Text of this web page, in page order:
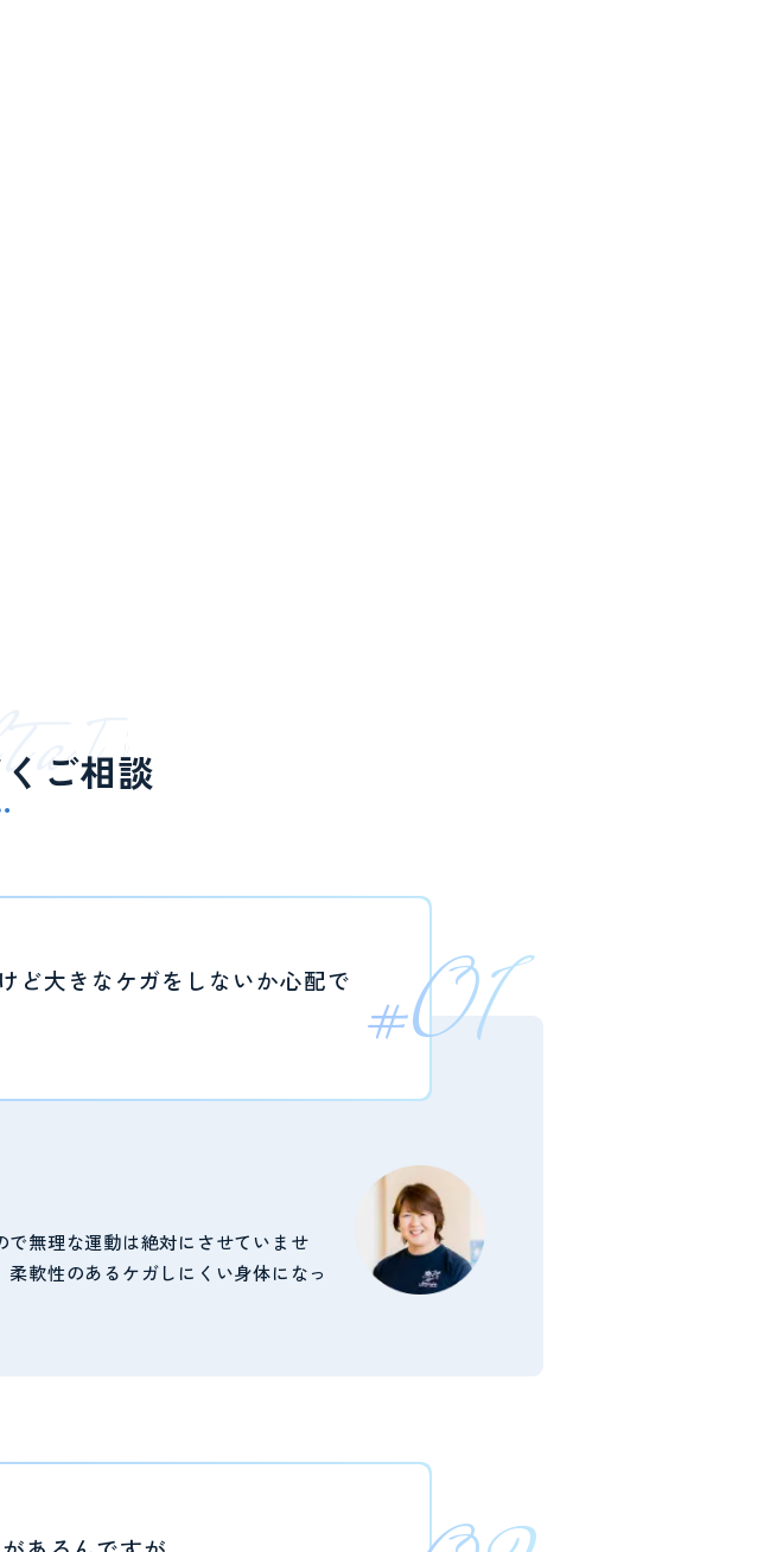
tatio
ご相談
ど大きなケガをしないか心配で #01
無理な運動は絶対にさせていませ
軟性のあるケガしにくい身体になっ